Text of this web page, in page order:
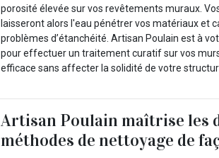
porosité élevée sur vos revêtements muraux.
laisseront alors l'eau pénétrer vos matériaux et
problèmes d’étanchéité. Artisan Poulain est à
pour effectuer un traitement curatif sur vos
efficace sans affecter la solidité de votre
Artisan Poulain maîtrise les
méthodes de nettoyage de